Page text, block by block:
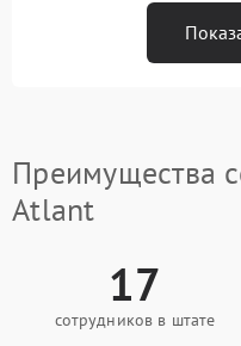
Преимущества
Atlant
17
сотрудников в штате